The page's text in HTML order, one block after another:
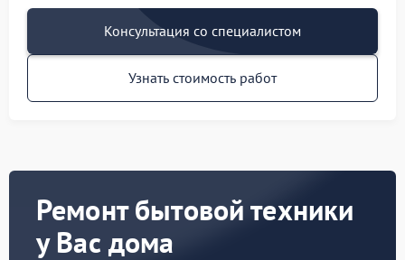
Консультация со специалистом
Узнать стоимость работ
Ремонт бытовой техники
у Вас дома